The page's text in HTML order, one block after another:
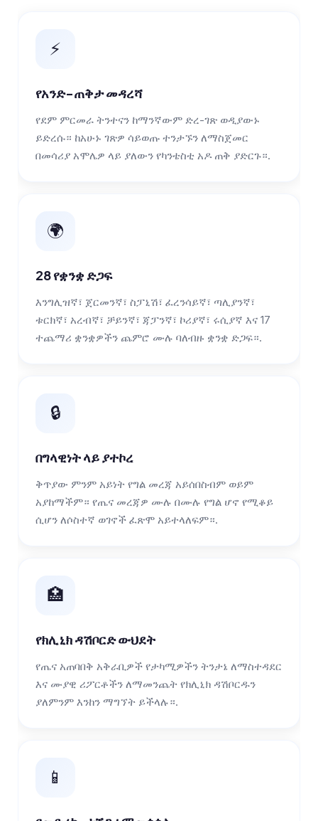
⚡
የአንድ-ጠቅታ መዳረሻ
የደም ምርመራ ትንተናን ከማንኛውም ድረ-ገጽ ወዲያውኑ
ይድረሱ። ከአሁኑ ገጽዎ ሳይወጡ ተንታኙን ለማስጀመር
በመሳሪያ አሞሌዎ ላይ ያለውን የካንቴስቲ አዶ ጠቅ ያድርጉ።.
🌍
28 የቋንቋ ድጋፍ
እንግሊዝኛ፣ ጀርመንኛ፣ ስፓኒሽ፣ ፈረንሳይኛ፣ ጣሊያንኛ፣
ቱርክኛ፣ አረብኛ፣ ቻይንኛ፣ ጃፓንኛ፣ ኮሪያኛ፣ ሩሲያኛ እና 17
ተጨማሪ ቋንቋዎችን ጨምሮ ሙሉ ባለብዙ ቋንቋ ድጋፍ።.
🔒
በግላዊነት ላይ ያተኮረ
ቅጥያው ምንም አይነት የግል መረጃ አይሰበስብም ወይም
አያከማችም። የጤና መረጃዎ ሙሉ በሙሉ የግል ሆኖ የሚቆይ
ሲሆን ለሶስተኛ ወገኖች ፈጽሞ አይተላለፍም።.
🏥
የክሊኒክ ዳሽቦርድ ውህደት
የጤና አጠባበቅ አቅራቢዎች የታካሚዎችን ትንታኔ ለማስተዳደር
እና ሙያዊ ሪፖርቶችን ለማመንጨት የክሊኒክ ዳሽቦርዱን
ያለምንም እንከን ማግኘት ይችላሉ።.
📱